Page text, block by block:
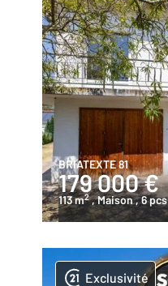
BRIATEXTE 81
179 000 €
113 m2 , Maison, 6 pcs
Exclusivité